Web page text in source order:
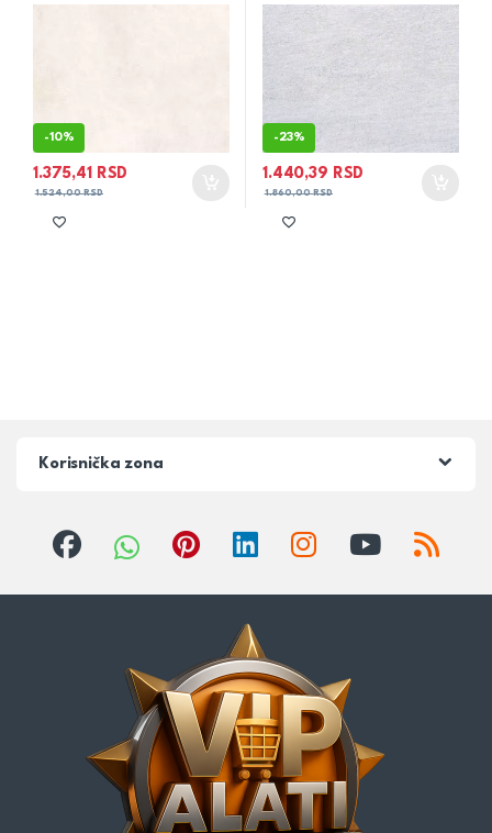
-10%
1.375,41 RSD
1.524,00RSD
-23%
1.440,39 RSD
1.860,00RSD
Korisnička zona